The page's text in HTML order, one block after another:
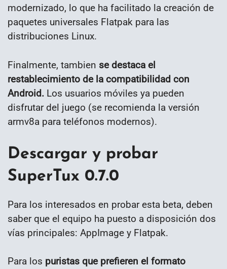
modernizado, lo que ha facilitado la creación de
paquetes universales Flatpak para las
distribuciones Linux.
Finalmente, tambien se destaca el
restablecimiento de la compatibilidad con
Android. Los usuarios móviles ya pueden
disfrutar del juego (se recomienda la versión
armv8a para teléfonos modernos).
Descargar y probar
SuperTux 0.7.0
Para los interesados en probar esta beta, deben
saber que el equipo ha puesto a disposición dos
vías principales: AppImage y Flatpak.
Para los puristas que prefieren el formato